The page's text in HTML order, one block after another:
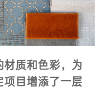
质和色彩，为
目增添了一层